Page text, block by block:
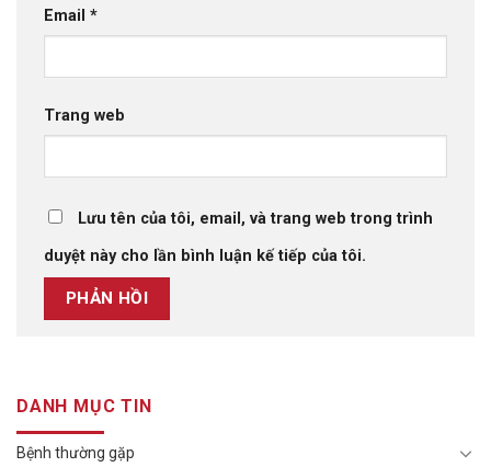
Email *
Trang web
Lưu tên của tôi, email, và trang web trong trình
duyệt này cho lần bình luận kế tiếp của tôi.
DANH MỤC TIN
Bệnh thường gặp